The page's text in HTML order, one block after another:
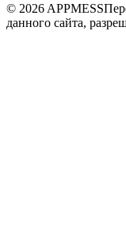
© 2026 APPMESS
данного сайта,